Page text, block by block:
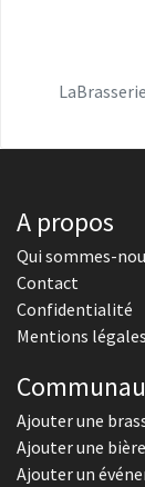
A propos
Qui sommes-
Contact
Confidentialité
Mentions légales
Ajouter une
Ajouter une bière
Ajouter un